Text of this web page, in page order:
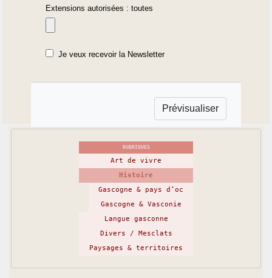
Extensions autorisées : toutes
Je veux recevoir la Newsletter
RUBRIQUES
Art de vivre
Histoire
Gascogne & pays d’oc
Gascogne & Vasconie
Langue gasconne
Divers / Mesclats
Paysages & territoires